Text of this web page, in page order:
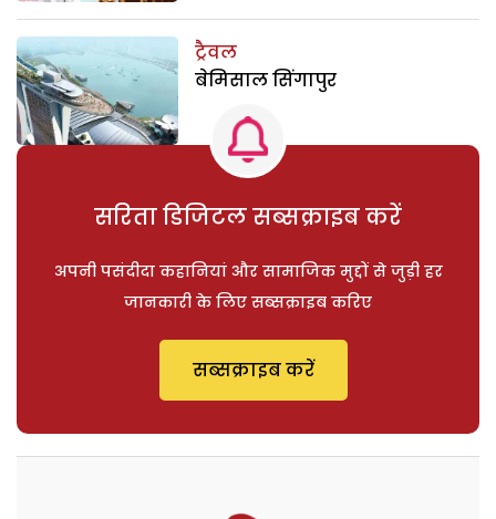
ट्रैवल
बेमिसाल सिंगापुर
सरिता डिजिटल सब्सक्राइब करें
अपनी पसंदीदा कहानियां और सामाजिक मुद्दों से जुड़ी हर
जानकारी के लिए सब्सक्राइब करिए
सब्सक्राइब करें